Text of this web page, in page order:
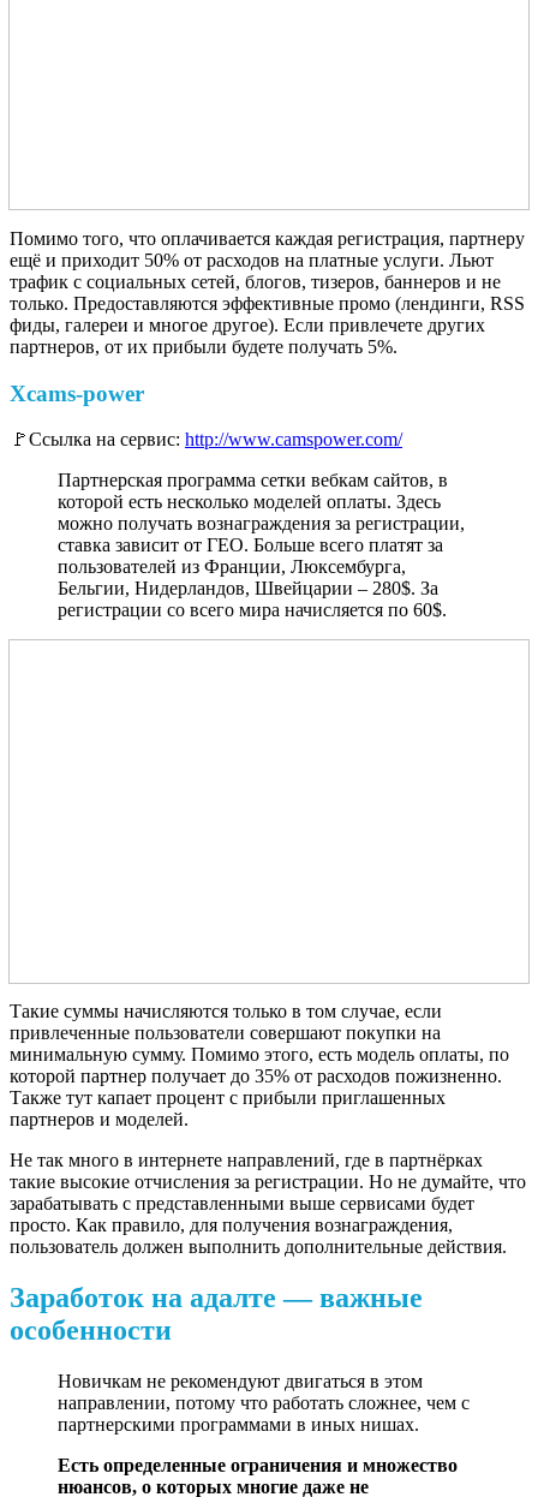
Помимо того, что оплачивается каждая регистрация, партнеру
ещё и приходит 50% от расходов на платные услуги. Льют
трафик с социальных сетей, блогов, тизеров, баннеров и не
только. Предоставляются эффективные промо (лендинги, RSS
фиды, галереи и многое другое). Если привлечете других
партнеров, от их прибыли будете получать 5%.
Xcams-power
🚩Ссылка на сервис: http://www.camspower.com/
Партнерская программа сетки вебкам сайтов, в
которой есть несколько моделей оплаты. Здесь
можно получать вознаграждения за регистрации,
ставка зависит от ГЕО. Больше всего платят за
пользователей из Франции, Люксембурга,
Бельгии, Нидерландов, Швейцарии – 280$. За
регистрации со всего мира начисляется по 60$.
Такие суммы начисляются только в том случае, если
привлеченные пользователи совершают покупки на
минимальную сумму. Помимо этого, есть модель оплаты, по
которой партнер получает до 35% от расходов пожизненно.
Также тут капает процент с прибыли приглашенных
партнеров и моделей.
Не так много в интернете направлений, где в партнёрках
такие высокие отчисления за регистрации. Но не думайте, что
зарабатывать с представленными выше сервисами будет
просто. Как правило, для получения вознаграждения,
пользователь должен выполнить дополнительные действия.
Заработок на адалте — важные
особенности
Новичкам не рекомендуют двигаться в этом
направлении, потому что работать сложнее, чем с
партнерскими программами в иных нишах.
Есть определенные ограничения и множество
нюансов, о которых многие даже не